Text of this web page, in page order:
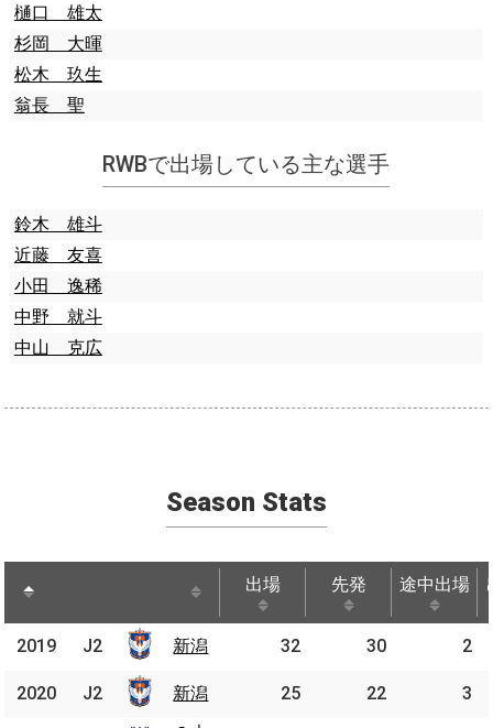
樋口 雄太
杉岡 大暉
松木 玖生
翁長 聖
RWBで出場している主な選手
鈴木 雄斗
近藤 友喜
小田 逸稀
中野 就斗
中山 克広
Season Stats
出場 先発 途中出場
途中出場
2019 新潟 32 30 2
2020 新潟 25 22
3
2019 J2 新潟
2020 J2
新潟